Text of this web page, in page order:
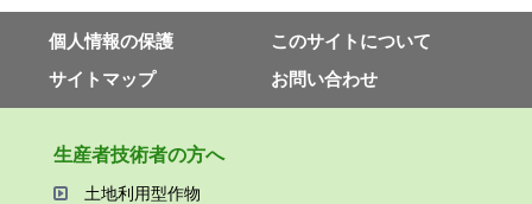
個⼈情報の保護
このサイトについて
サイトマップ
お問い合わせ
⽣産者技術者の⽅へ
⼟地利⽤型作物